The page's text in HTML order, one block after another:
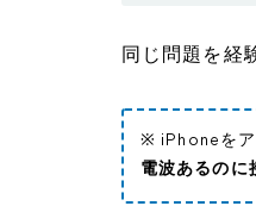
同じ問題を経
※ iPhoneをア
電波あるのに